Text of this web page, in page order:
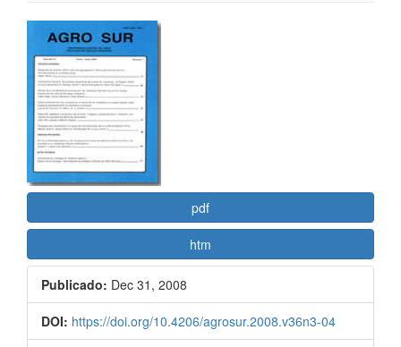
Barra
lateral
del
artículo
pdf
htm
Publicado: Dec 31, 2008
DOI: https://doi.org/10.4206/agrosur.2008.v36n3-04